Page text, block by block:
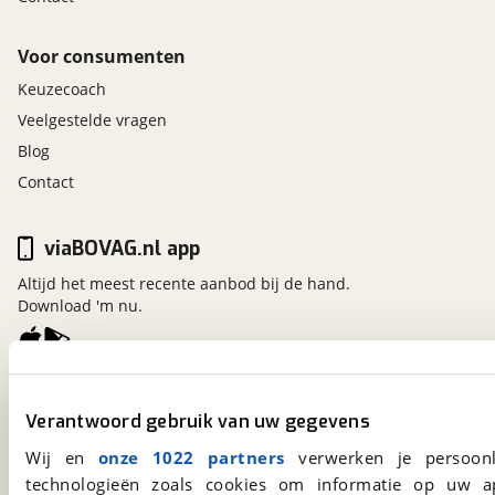
Verantwoord gebruik van uw gegevens
Wij en onze 1022 partners verwerken je
technologieën zoals cookies om informatie op
Pechhulp, Onderhoudsbeurt volgens
Voor consumenten
Keuzecoach
Veelgestelde vragen
Blog
Contact
Kosterijland 15
Een initiatief van
BOVAG
viaBOVAG.nl app
Altijd het meest recente aanbod bij de hand.
Download 'm nu.